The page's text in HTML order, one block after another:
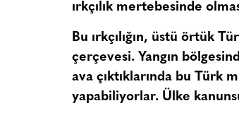
ırkçılık mertebesinde
Bu ırkçılığın, üstü örtük
çerçevesi. Yangın
ava çıktıklarında bu Türk
yapabiliyorlar. Ülke